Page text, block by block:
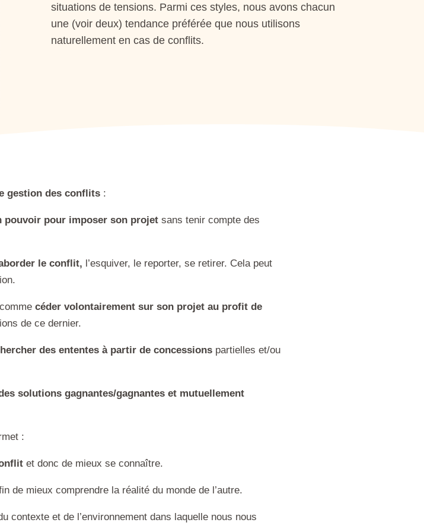
situations de tensions. Parmi ces styles, nous avons chacun
une (voir deux) tendance préférée que nous utilisons
naturellement en cas de conflits.
gestion des conflits:
pouvoir pour imposer son projetsans tenir compte des
le conflit, l’esquiver, le reporter, se retirer. Cela peut
céder volontairement sur son projet au profit de
de ce dernier.
des ententes à partir de concessionspartielles et/ou
solutions gagnantes/gagnantes et mutuellement
:
et donc de mieux se connaître.
de mieux comprendre la réalité du monde de l’autre.
contexte et de l’environnement dans laquelle nous nous